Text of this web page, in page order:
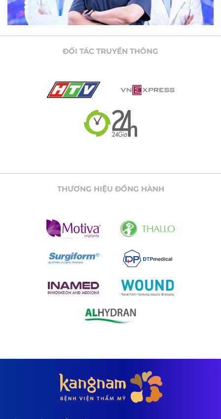
ĐỐI TÁC TRUYỀN THÔNG
THƯƠNG HIỆU ĐỒNG HÀNH